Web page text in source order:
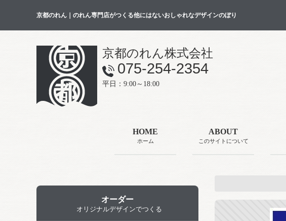
京都のれん｜のれん専門店がつくる他にはないおしゃれなデザインのぼり
京都のれん株式会社
075-254-2354
平日：9:00～18:00
HOME
ホーム
ABOUT
このサイトについて
オーダー
オリジナルデザインでつくる